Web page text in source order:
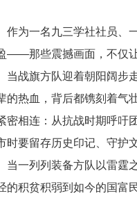
作为一名九三学社社员、
——那些震撼画面，不仅让
当战旗方队迎着朝阳阔步
的热血，背后都镌刻着气
密相连：从抗战时期呼吁
时要留存历史印记、守护
当一列列装备方队以雷霆
的积贫积弱到如今的国富